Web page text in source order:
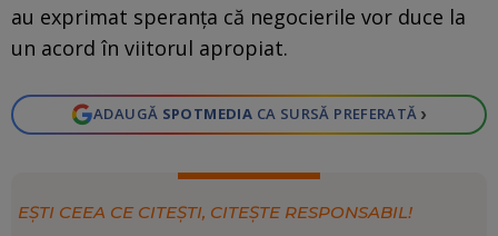
au exprimat speranța că negocierile vor duce la
un acord în viitorul apropiat.
ADAUGĂ SPOTMEDIA CA SURSĂ PREFERATĂ ›
EȘTI CEEA CE CITEȘTI, CITEȘTE RESPONSABIL!